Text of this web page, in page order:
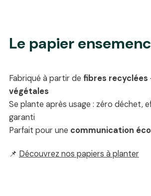
Le papier
Fabriqué à partir de fibres recyclées
végétales
Se plante après usage : zéro déchet,
garanti
Parfait pour une communication
📌 Découvrez nos papiers à planter